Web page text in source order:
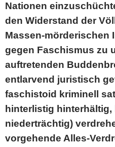
Nationen
den Widerstand der
Massen-mörderischen
gegen Faschismus zu
auftretenden
entlarvend juristisch
faschistoid kriminell
hinterlistig
niederträchtig)
vorgehende Alles-